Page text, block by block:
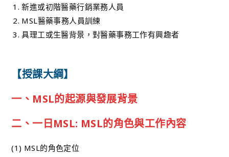
新進或初階醫藥行銷業務人員
MSL醫藥事務人員訓練
具理工或生醫背景，對醫藥事務工作有興趣者
【授課大綱】
一、MSL的起源與發展背景
二、一日MSL: MSL的角色與工作內容
(1) MSL的角色定位